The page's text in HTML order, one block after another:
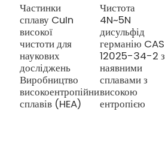
Частинки
сплаву CuIn
високої
чистоти для
наукових
досліджень
Виробництво
високоентропійних
сплавів (HEA)
Чистота
4N~5N
дисульфід
германію CAS
12025-34-2 з
наявними
сплавами з
високою
ентропією